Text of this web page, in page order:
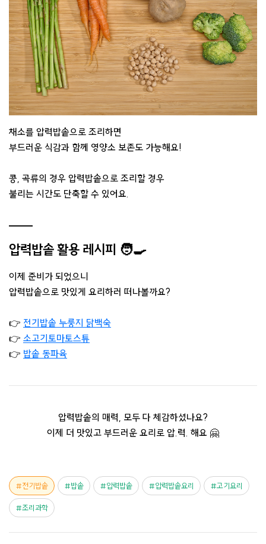
채소를 압력밥솥으로 조리하면
부드러운 식감과 함께 영양소 보존도 가능해요!
콩, 곡류의 경우 압력밥솥으로 조리할 경우
불리는 시간도 단축할 수 있어요.
압력밥솥 활용 레시피 🧑‍🍳
이제 준비가 되었으니
압력밥솥으로 맛있게 요리하러 떠나볼까요?
👉 전기밥솥 누룽지 닭백숙
👉 소고기토마토스튜
👉 밥솥 동파육
압력밥솥의 매력, 모두 다 체감하셨나요?
이제 더 맛있고 부드러운 요리로 압.력. 해요 🤗
전기밥솥 밥솥 압력밥솥 압력밥솥요리 고기요리
조리과학